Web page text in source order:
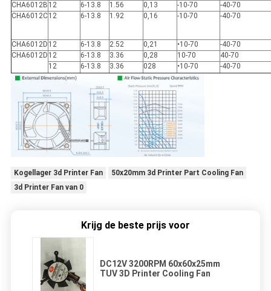
CHA6012B 12 6-13.8 1.56 0,13 -10-70
-40-70
CHA6012C12 6-13.8 1.92 0,16 -10-70 -40-70
CHA6012D 12 6-13.8 2.52 0,21 •10-70
-40-70
CHA6012D 12 6-13.8 3.36 0,28 10-70
40-70
12
6-13.8 3.36 028 •10-70 -40-70
Kogellager 3d Printer Fan
50x20mm 3d Printer Part Cooling Fan
3d Printer Fan van 0
Krijg de beste prijs voor
DC12V 3200RPM 60x60x25mm
TUV 3D Printer Cooling Fan